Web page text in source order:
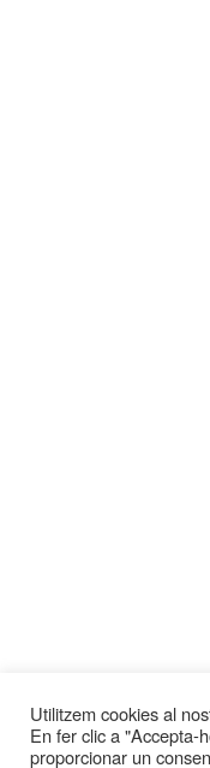
Utilitzem cookies al
En fer clic a "Accepta-
proporcionar un